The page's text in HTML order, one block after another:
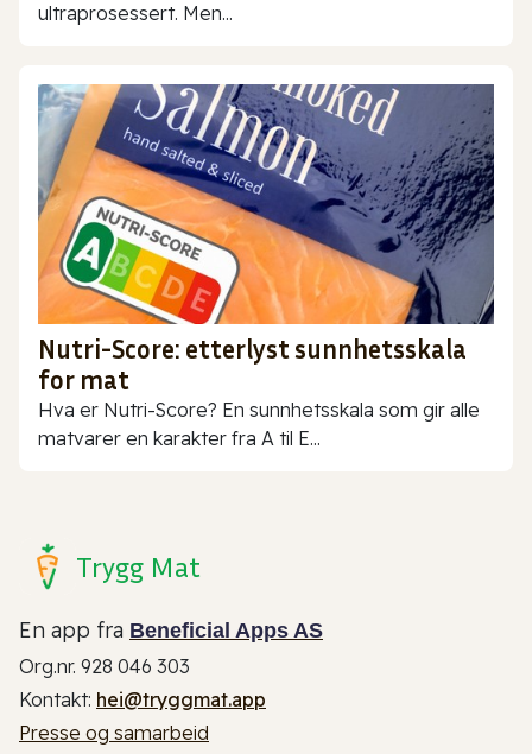
ultraprosessert. Men...
Nutri-Score: etterlyst sunnhetsskala
for mat
Hva er Nutri-Score? En sunnhetsskala som gir alle
matvarer en karakter fra A til E...
Trygg Mat
En app fra Beneficial Apps AS
Org.nr. 928 046 303
Kontakt: hei@tryggmat.app
Presse og samarbeid